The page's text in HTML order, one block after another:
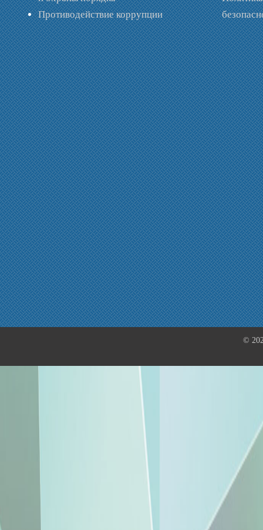
Противодействие коррупции
©